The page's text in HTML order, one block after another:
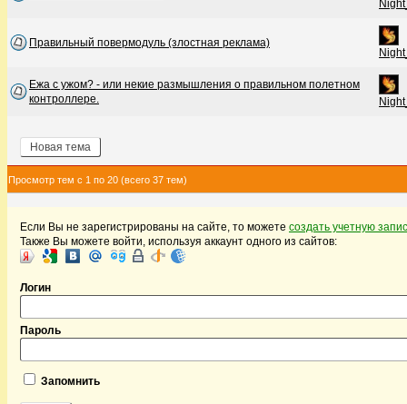
Правильный повермодуль (злостная реклама)
Ежа с ужом? - или некие размышления о правильном полетном
контроллере.
Новая тема
Просмотр тем с 1 по 20 (всего 37 тем)
Если Вы не зарегистрированы на сайте, то можете создать учетную
Также Вы можете войти, используя аккаунт одного из сайтов:
Логин
Пароль
Запомнить